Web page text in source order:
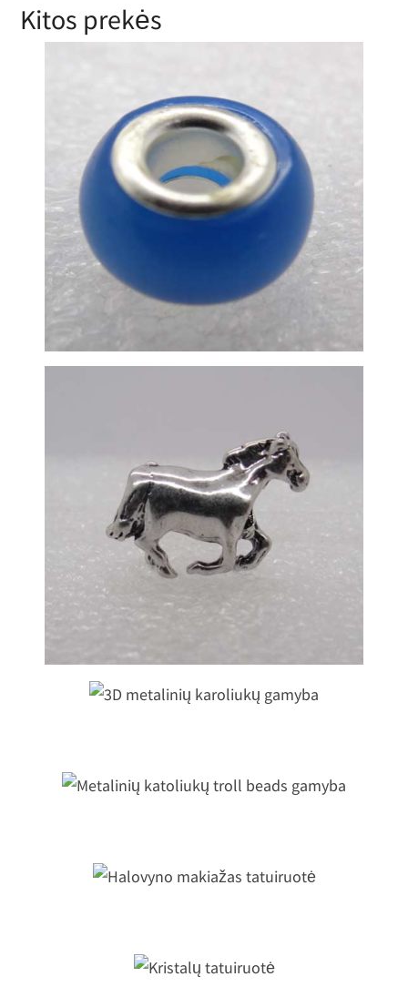
Kitos prekės
Karoliukai
Metaliniai karoliukai